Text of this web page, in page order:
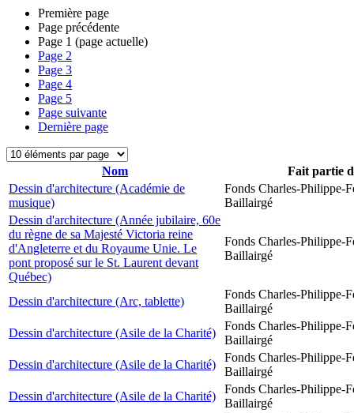
Première page
Page précédente
Page 1 (page actuelle)
Page 2
Page 3
Page 4
Page 5
Page suivante
Dernière page
Nom
Fait partie
Dessin d'architecture (Académie de
musique)
Fonds Charles-Philippe-
Baillairgé
Dessin d'architecture (Année jubilaire, 60e
du règne de sa Majesté Victoria reine
d'Angleterre et du Royaume Unie. Le
pont proposé sur le St. Laurent devant
Québec)
Fonds Charles-Philippe-
Baillairgé
Dessin d'architecture (Arc, tablette)
Fonds Charles-Philippe-
Baillairgé
Dessin d'architecture (Asile de la Charité)
Fonds Charles-Philippe-
Baillairgé
Dessin d'architecture (Asile de la Charité)
Fonds Charles-Philippe-
Baillairgé
Dessin d'architecture (Asile de la Charité)
Fonds Charles-Philippe-
Baillairgé